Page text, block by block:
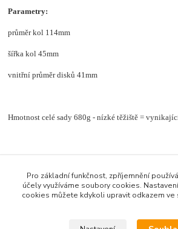
Parametry:
průměr kol 114mm
šířka kol 45mm
vnitřní průměr disků 41mm
Hmotnost celé sady 680g - nízké těžiště =
Zboží zařazeno v kategoriích
Set pneumatiky + disky 1.9"
Pro základní funkčnost, zpříjemnění
účely využíváme soubory cookies.
cookies můžete kdykoli upravit odkazem ve